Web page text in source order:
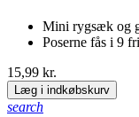
Mini rygsæk og
Poserne fås i 9
15,99 kr.
Læg i indkøbskurv
search